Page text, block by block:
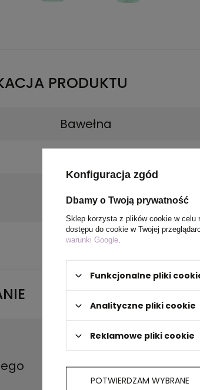
PRODUKTU
Bawełna
błękitny
0.560x0.300x0.370
Konfiguracja zgód
Dbamy o Twoją prywatność
Sklep korzysta z plików cookie w celu
dostępu do cookie w Twojej
warunki Google
Funkcjonalne pliki
Analityczne pliki cookie
Reklamowe pliki cookie
POTWIERDZAM WYBRANE